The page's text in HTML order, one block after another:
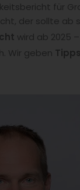
für
der sollte ab
wird ab 2025
Wir geben Tipps